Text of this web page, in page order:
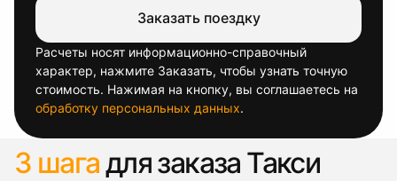
Заказать поездку
Расчеты носят информационно-справочный
характер, нажмите Заказать, чтобы узнать точную
стоимость. Нажимая на кнопку, вы соглашаетесь на
обработку персональных данных.
3 шагадля заказа Такси